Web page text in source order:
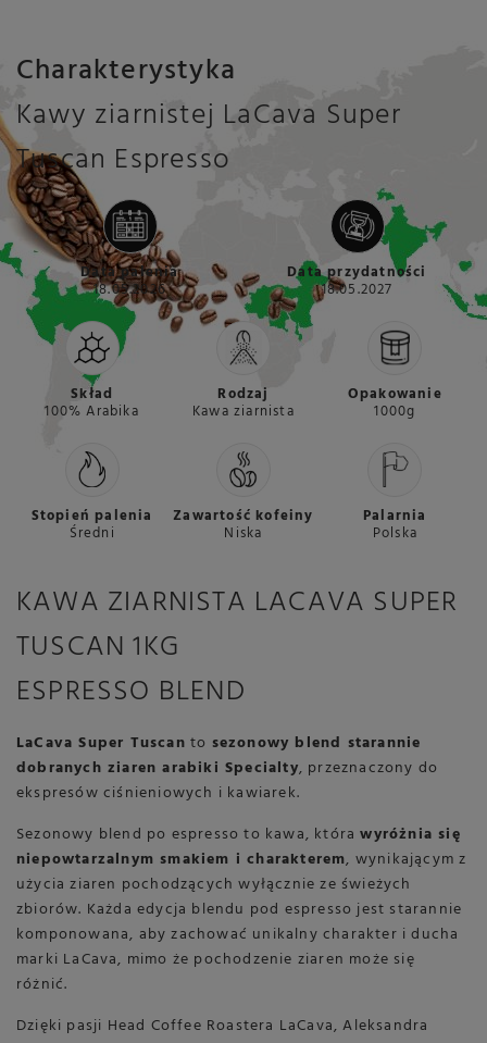
Charakterystyka
Kawy ziarnistej LaCava Super
Tuscan Espresso
Data palenia
18.05.2026
Data przydatności
18.05.2027
Skład
100% Arabika
Rodzaj
Kawa ziarnista
Opakowanie
1000g
Stopień palenia
Średni
Zawartość kofeiny
Niska
Palarnia
Polska
KAWA ZIARNISTA LACAVA SUPER
TUSCAN 1KG
ESPRESSO BLEND
LaCava Super Tuscan to sezonowy blend starannie
dobranych ziaren arabiki Specialty, przeznaczony do
ekspresów ciśnieniowych i kawiarek.
Sezonowy blend po espresso to kawa, którawyróżnia się
niepowtarzalnym smakiem i charakterem, wynikającym z
użycia ziaren pochodzących wyłącznie ze świeżych
zbiorów. Każda edycja blendu pod espresso jest starannie
komponowana, aby zachować unikalny charakter i ducha
marki LaCava, mimo że pochodzenie ziaren może się
różnić.
Dzięki pasji Head Coffee Roastera LaCava, Aleksandra